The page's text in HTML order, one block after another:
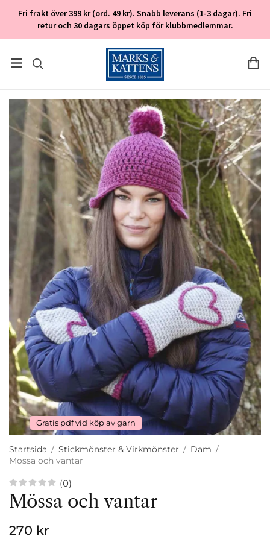
Fri frakt över 399 kr (ord. 49 kr). Snabb leverans (1-3 dagar). Fri
retur och 30 dagars öppet köp för klubbmedlemmar.
Gratis pdf vid köp av garn
Startsida / Stickmönster & Virkmönster / Dam /
Mössa och vantar
(0)
Mössa och vantar
270 kr